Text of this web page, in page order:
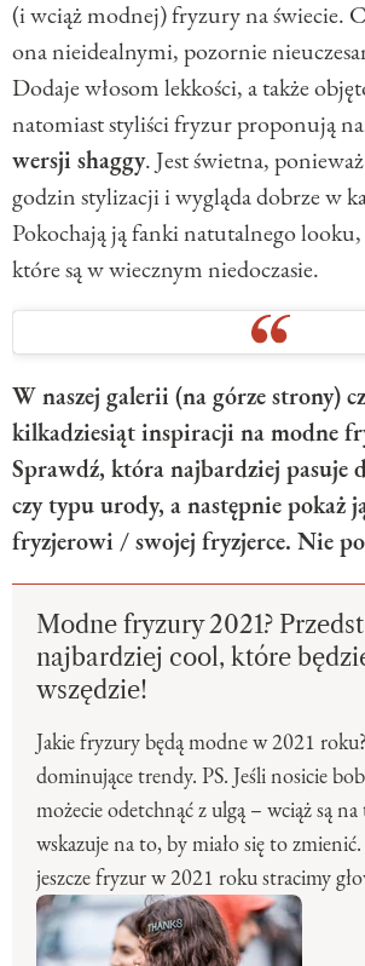
(i wciąż modnej) fryzury na świecie.
ona nieidealnymi, pozornie
Dodaje włosom lekkości, a także
natomiast styliści fryzur proponują
wersji shaggy. Jest świetna,
godzin stylizacji i wygląda dobrze w
Pokochają ją fanki natutalnego looku,
które są w wiecznym niedoczasie.
W naszej galerii (na górze strony)
kilkadziesiąt inspiracji na modne
Sprawdź, która najbardziej pasuje
czy typu urody, a następnie pokaż
fryzjerowi / swojej fryzjerce. Nie
Modne fryzury 2021?
najbardziej cool, które
wszędzie!
Jakie fryzury będą modne w 2021
dominujące trendy. PS. Jeśli nosicie
możecie odetchnąć z ulgą – wciąż są
wskazuje na to, by miało się to
jeszcze fryzur w 2021 roku stracimy